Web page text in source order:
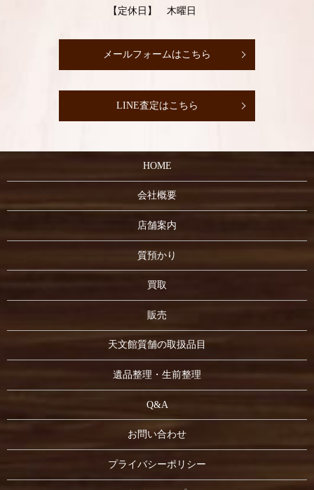
【定休日】 木曜日
メールフォームはこちら
LINE査定はこちら
HOME
会社概要
店舗案内
質預かり
買取
販売
天文館質舗の取扱品目
遺品整理・生前整理
Q&A
お問い合わせ
プライバシーポリシー